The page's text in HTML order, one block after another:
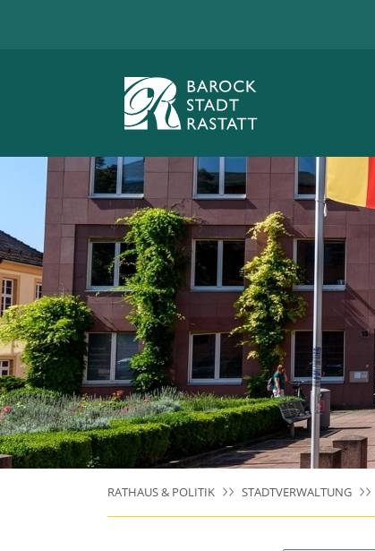
RATHAUS & POLITIK STADTVERWALTUNG